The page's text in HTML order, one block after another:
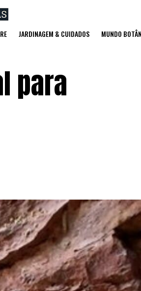
JARDINAGEM & CUIDADOS MUNDO
para